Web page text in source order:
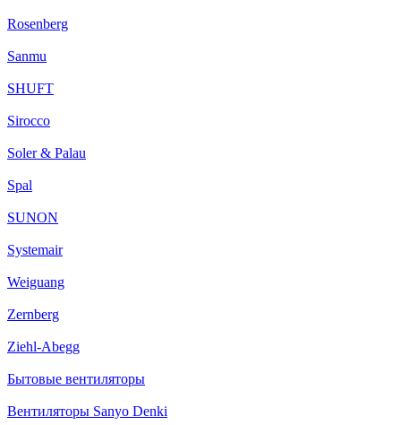
Rosenberg
Sanmu
SHUFT
Sirocco
Soler & Palau
Spal
SUNON
Systemair
Weiguang
Zernberg
Ziehl-Abegg
Бытовые вентиляторы
Вентиляторы Sanyo Denki